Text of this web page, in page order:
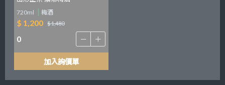
720ml 梅酒
$ 1,200 $ 1,480
加入詢價單